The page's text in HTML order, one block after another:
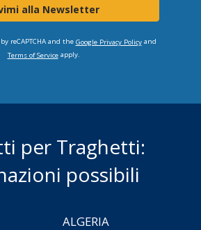
alla Newsletter
reCAPTCHA and the Google Privacy Policyand
Terms of Serviceapply.
per Traghetti:
possibili
ALGERIA